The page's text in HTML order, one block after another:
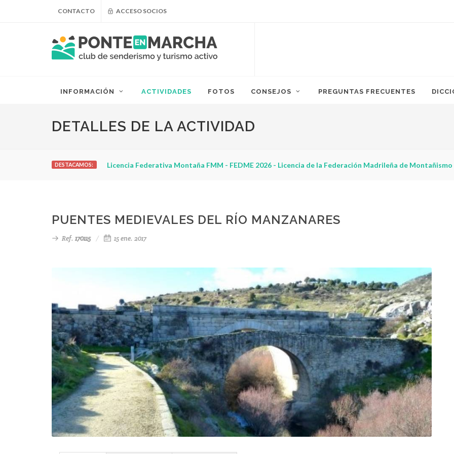
CONTACTO ACCESO SOCIOS
INFORMACIÓN ACTIVIDADES FOTOS CONSEJOS PREGUNTAS FRECUENTES
DETALLES DE LA ACTIVIDAD
DESTACAMOS: Licencia Federativa Montaña FMM - FEDME 2026 - Licencia de la Federación Madrileña de Montañismo
PUENTES MEDIEVALES DEL RÍO MANZANARES
Ref. 170115 15 ene. 2017